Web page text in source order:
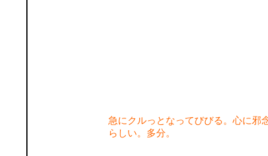
急にクルっとなってびびる。心に邪
らしい。多分。